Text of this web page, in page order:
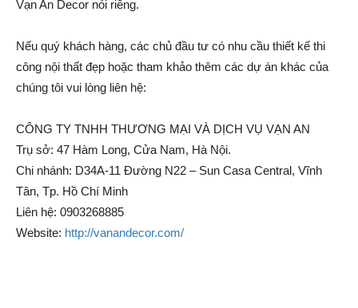
Vạn An Decor nói riêng.
Nếu quý khách hàng, các chủ đầu tư có nhu cầu thiết kế thi
công nội thất đẹp hoặc tham khảo thêm các dự án khác của
chúng tôi vui lòng liên hệ:
CÔNG TY TNHH THƯƠNG MẠI VÀ DỊCH VỤ VẠN AN
Trụ sở: 47 Hàm Long, Cửa Nam, Hà Nội.
Chi nhánh: D34A-11 Đường N22 – Sun Casa Central, Vĩnh
Tân, Tp. Hồ Chí Minh
Liên hệ: 0903268885
Website: http://vanandecor.com/